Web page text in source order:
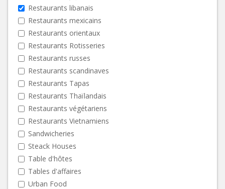
Restaurants libanais
Restaurants mexicains
Restaurants orientaux
Restaurants Rotisseries
Restaurants russes
Restaurants scandinaves
Restaurants Tapas
Restaurants Thaïlandais
Restaurants végétariens
Restaurants Vietnamiens
Sandwicheries
Steack Houses
Table d'hôtes
Tables d'affaires
Urban Food